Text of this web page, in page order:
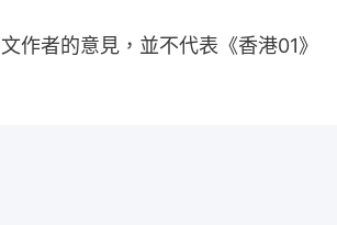
作者的意見，並不代表《香港01》